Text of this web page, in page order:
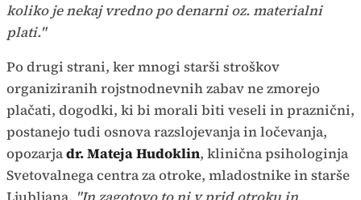
koliko je nekaj vredno po denarni oz. materialni
plati."
Po drugi strani, ker mnogi starši stroškov
organiziranih rojstnodnevnih zabav ne zmorejo
plačati, dogodki, ki bi morali biti veseli in praznični,
postanejo tudi osnova razslojevanja in ločevanja,
opozarjadr. Mateja Hudoklin, klinična psihologinja
Svetovalnega centra za otroke, mladostnike in starše